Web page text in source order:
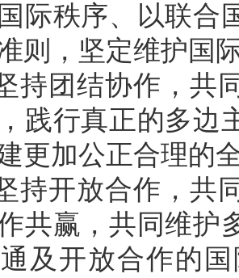
际秩序、以联合
则，坚定维护国
持团结协作，共
践行真正的多边
更加公正合理的
持开放合作，共
共赢，共同维护
及开放合作的